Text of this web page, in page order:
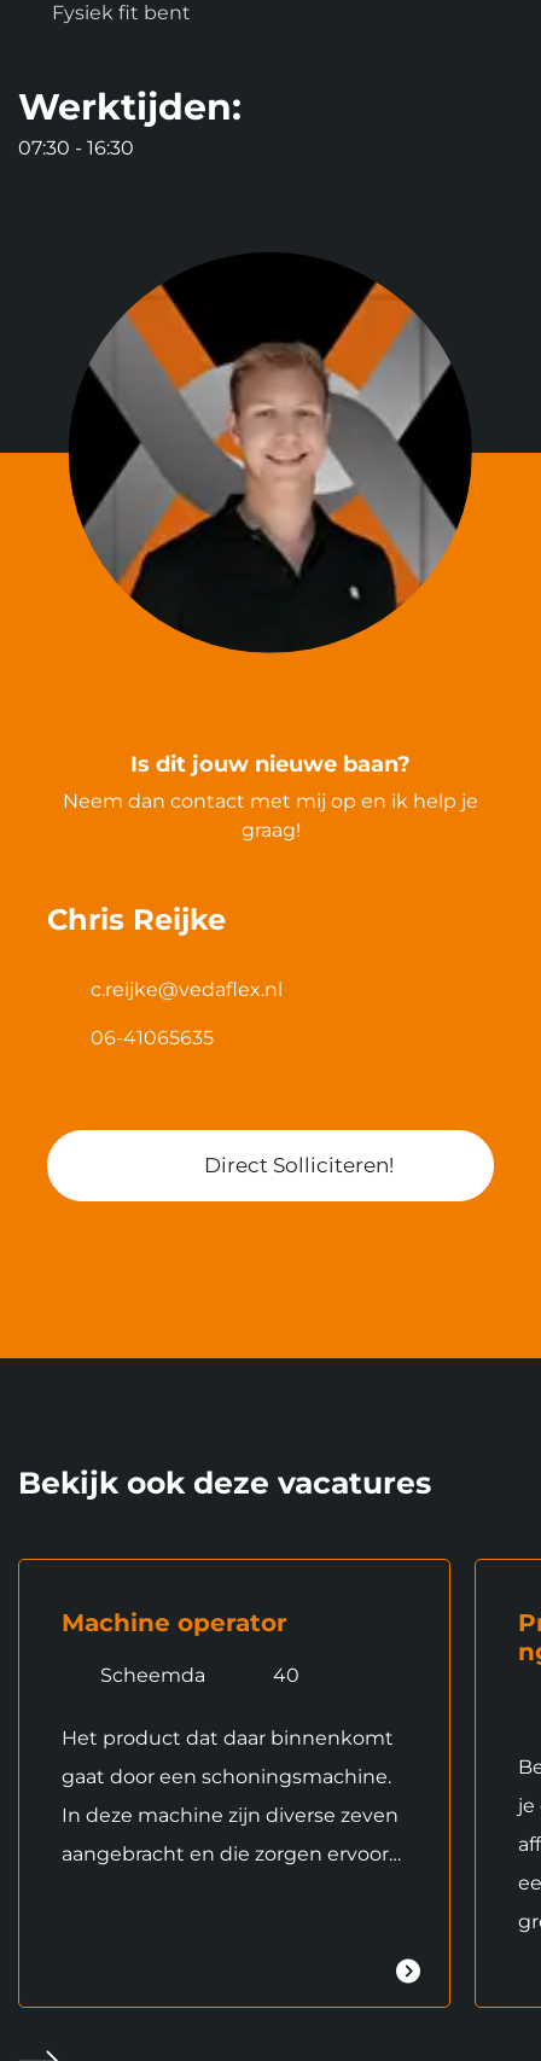
Fysiek fit bent
Werktijden:
07:30 - 16:30
Is dit jouw nieuwe baan?
Neem dan contact met mij op en ik help je
graag!
Chris Reijke
c.reijke@vedaflex.nl
06-41065635
Direct Solliciteren!
Bekijk ook deze vacatures
Machine operator
Scheemda 40
Het product dat daar binnenkomt
gaat door een schoningsmachine.
In deze machine zijn diverse zeven
aangebracht en die zorgen ervoor…
je